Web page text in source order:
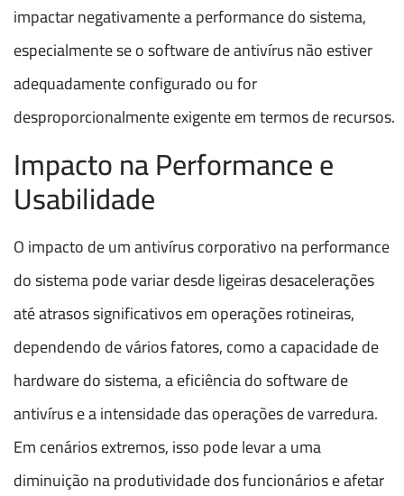
impactar negativamente a performance do sistema,
especialmente se o software de antivírus não estiver
adequadamente configurado ou for
desproporcionalmente exigente em termos de recursos.
Impacto na Performance e
Usabilidade
O impacto de um antivírus corporativo na performance
do sistema pode variar desde ligeiras desacelerações
até atrasos significativos em operações rotineiras,
dependendo de vários fatores, como a capacidade de
hardware do sistema, a eficiência do software de
antivírus e a intensidade das operações de varredura.
Em cenários extremos, isso pode levar a uma
diminuição na produtividade dos funcionários e afetar